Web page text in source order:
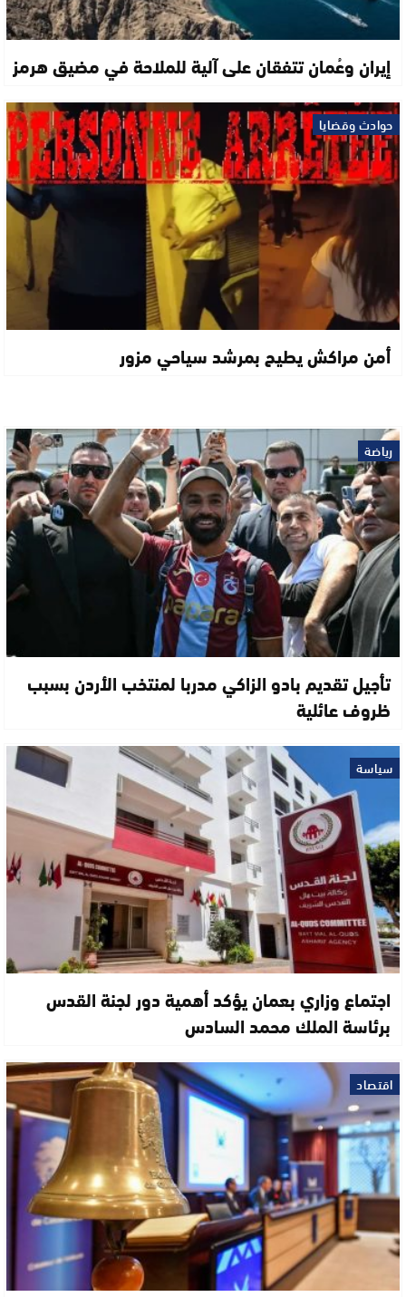
إيران وعُمان تتفقان على آلية للملاحة في مضيق هرمز
حوادث وقضايا
أمن مراكش يطيح بمرشد سياحي مزور
رياضة
تأجيل تقديم بادو الزاكي مدربا لمنتخب الأردن بسبب
ظروف عائلية
سياسة
اجتماع وزاري بعمان يؤكد أهمية دور لجنة القدس
برئاسة الملك محمد السادس
اقتصاد